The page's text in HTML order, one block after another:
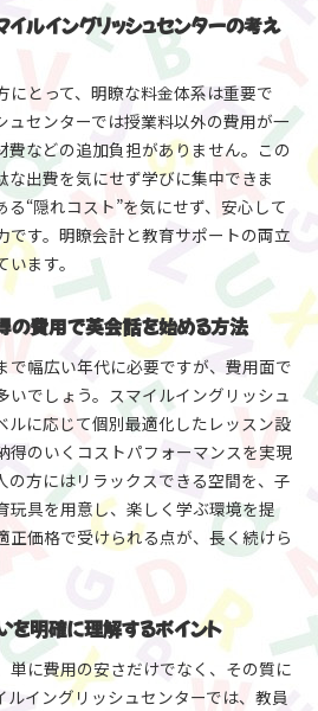
シュセンターが選ばれる理由
高い英会話で選ばれる理由
重視の英会話サポート体制とは
リッシュセンターの教育エキスパ
指導
用が不要な英会話学習の魅力
る環境が英会話上達をサポート
心者も安心して通える英会話教室
会話学習環境を探す
英会話教室の選び方と費用相場
みながら学べる英会話教室の魅力
すい英会話とスマイルイングリッ
特長
で英会話を始めやすいポイント
初心者が求める学習環境とは
充実した英会話教室の選び方
しく学べる教室づくり
学べるスマイルイングリッシュセ
安心の学習環境と英会話サポート
から大人まで満足する教室の特徴
ルイングリッシュセンターの考え
にとって、明瞭な料金体系は重要で
ュセンターでは授業料以外の費用が一
費などの追加負担がありません。この
な出費を気にせず学びに集中できま
“隠れコスト”を気にせず、安心して
です。明瞭会計と教育サポートの両立
ます。
の費用で英会話を始める方法
で幅広い年代に必要ですが、費用面で
いでしょう。スマイルイングリッシュ
ルに応じて個別最適化したレッスン設
得のいくコストパフォーマンスを実現
の方にはリラックスできる空間を、子
玩具を用意し、楽しく学ぶ環境を提
正価格で受けられる点が、長く続けら
明確に理解するポイント
単に費用の安さだけでなく、その質に
ルイングリッシュセンターでは、教員